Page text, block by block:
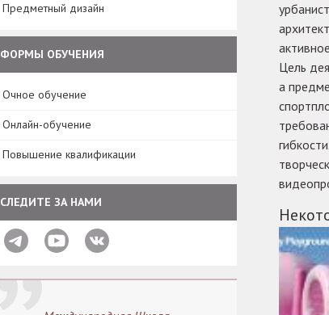
Предметный дизайн
ФОРМЫ ОБУЧЕНИЯ
Очное обучение
Онлайн-обучение
Повышение квалификации
СЛЕДИТЕ ЗА НАМИ
Цель
а